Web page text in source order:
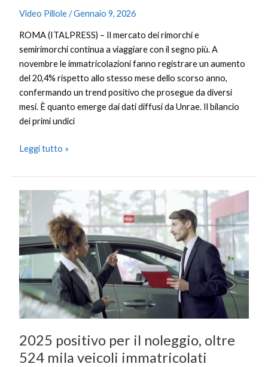
Video Pillole/Gennaio 9, 2026
ROMA (ITALPRESS) – Il mercato dei rimorchi e
semirimorchi continua a viaggiare con il segno più. A
novembre le immatricolazioni fanno registrare un aumento
del 20,4% rispetto allo stesso mese dello scorso anno,
confermando un trend positivo che prosegue da diversi
mesi. È quanto emerge dai dati diffusi da Unrae. Il bilancio
dei primi undici
Leggi tutto »
2025 positivo per il noleggio, oltre
524 mila veicoli immatricolati
2025
positivo
per
il
noleggio,
oltre
524
mila
veicoli